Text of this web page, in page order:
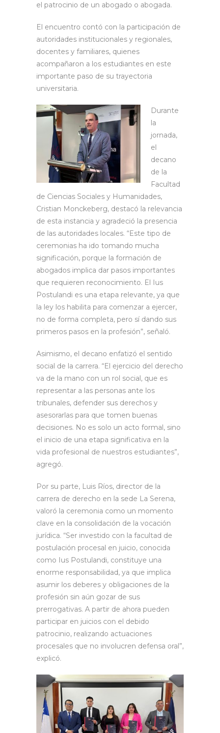
el patrocinio de un abogado o abogada.
El encuentro contó con la participación de
autoridades institucionales y regionales,
docentes y familiares, quienes
acompañaron a los estudiantes en este
importante paso de su trayectoria
universitaria.
Durante
la
jornada,
el
decano
de la
Facultad
de Ciencias Sociales y Humanidades,
Cristian Monckeberg, destacó la relevancia
de esta instancia y agradeció la presencia
de las autoridades locales. “Este tipo de
ceremonias ha ido tomando mucha
significación, porque la formación de
abogados implica dar pasos importantes
que requieren reconocimiento. El Ius
Postulandi es una etapa relevante, ya que
la ley los habilita para comenzar a ejercer,
no de forma completa, pero sí dando sus
primeros pasos en la profesión”, señaló.
Asimismo, el decano enfatizó el sentido
social de la carrera. “El ejercicio del derecho
va de la mano con un rol social, que es
representar a las personas ante los
tribunales, defender sus derechos y
asesorarlas para que tomen buenas
decisiones. No es solo un acto formal, sino
el inicio de una etapa significativa en la
vida profesional de nuestros estudiantes”,
agregó.
Por su parte, Luis Ríos, director de la
carrera de derecho en la sede La Serena,
valoró la ceremonia como un momento
clave en la consolidación de la vocación
jurídica. “Ser investido con la facultad de
postulación procesal en juicio, conocida
como Ius Postulandi, constituye una
enorme responsabilidad, ya que implica
asumir los deberes y obligaciones de la
profesión sin aún gozar de sus
prerrogativas. A partir de ahora pueden
participar en juicios con el debido
patrocinio, realizando actuaciones
procesales que no involucren defensa oral”,
explicó.